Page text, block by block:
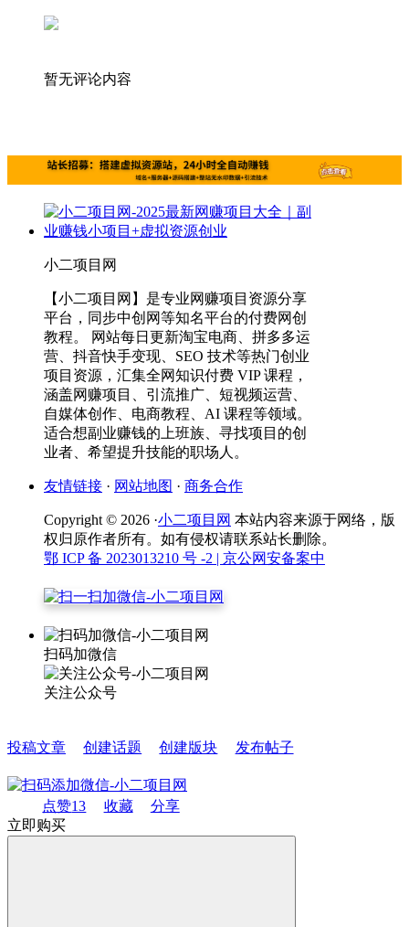
暂无评论内容
小二项目网
【小二项目网】是专业网赚项目资源分享
平台，同步中创网等知名平台的付费网创
教程。 网站每日更新淘宝电商、拼多多运
营、抖音快手变现、SEO 技术等热门创业
项目资源，汇集全网知识付费 VIP 课程，
涵盖网赚项目、引流推广、短视频运营、
自媒体创作、电商教程、AI 课程等领域。
适合想副业赚钱的上班族、寻找项目的创
业者、希望提升技能的职场人。
友情链接 · 网站地图 · 商务合作
Copyright © 2026 ·小二项目网 本站内容来源于网络，版
权归原作者所有。如有侵权请联系站长删除。
鄂 ICP 备 2023013210 号 -2 | 京公网安备案中
扫码加微信
关注公众号
投稿文章 创建话题 创建版块 发布帖子
点赞13 收藏
分享
立即购买